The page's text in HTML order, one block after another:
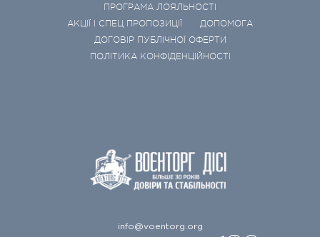
ПРОГРАМА ЛОЯЛЬНОСТІ
АКЦІЇ І СПЕЦ ПРОПОЗИЦІЇ
ДОПОМОГА
ДОГОВІР ПУБЛІЧНОЇ ОФЕРТИ
ПОЛІТИКА КОНФІДЕНЦІЙНОСТІ
info@voentorg.org